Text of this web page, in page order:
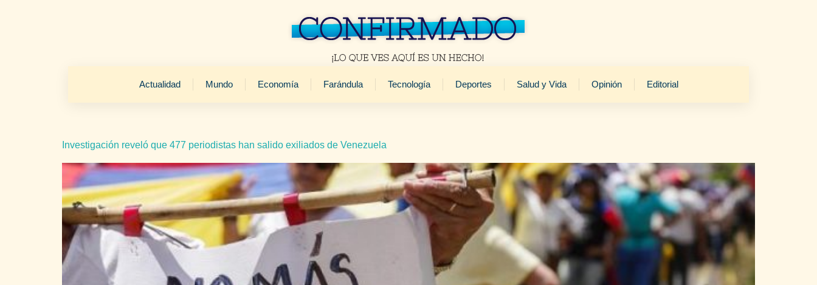
Actualidad Mundo Economía Farándula Tecnología Deportes Salud y Vida Opinión Editorial
Investigación reveló que 477 periodistas han salido exiliados de Venezuela